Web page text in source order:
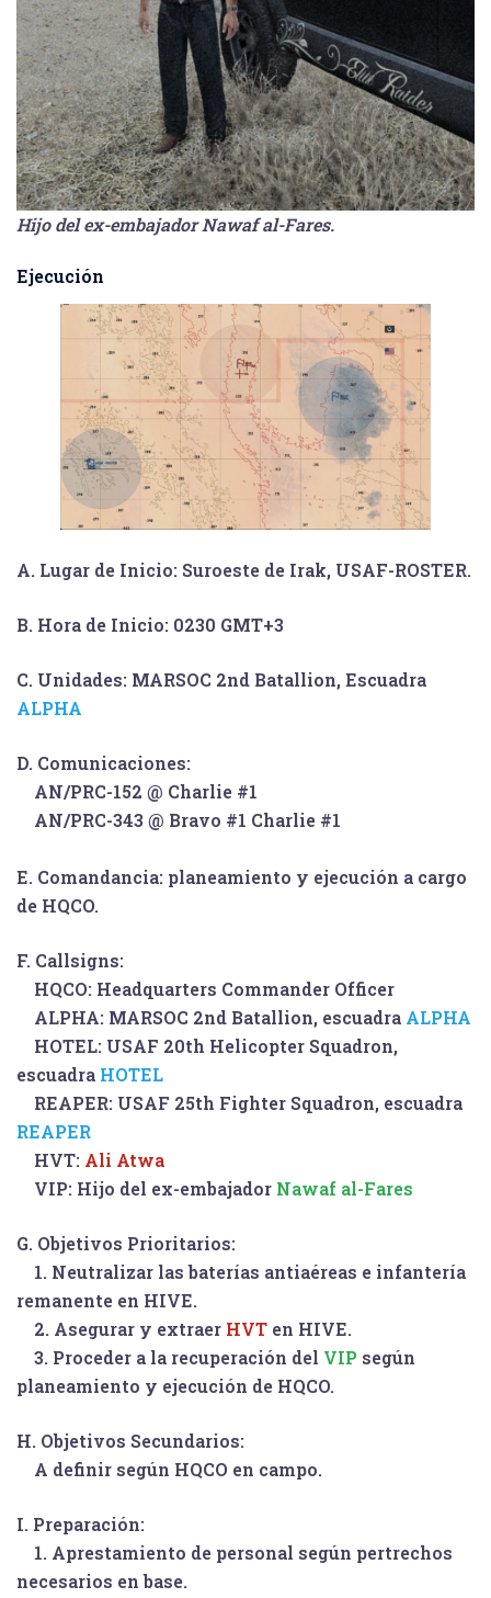
Hijo del ex-embajador Nawaf al-Fares.
Ejecución
A. Lugar de Inicio: Suroeste de Irak, USAF-ROSTER.
B. Hora de Inicio: 0230 GMT+3
C. Unidades: MARSOC 2nd Batallion, Escuadra
ALPHA
D. Comunicaciones:
AN/PRC-152 @ Charlie #1
AN/PRC-343 @ Bravo #1 Charlie #1
E. Comandancia: planeamiento y ejecución a cargo
de HQCO.
F. Callsigns:
HQCO: Headquarters Commander Officer
ALPHA: MARSOC 2nd Batallion, escuadra ALPHA
HOTEL: USAF 20th Helicopter Squadron,
escuadra HOTEL
REAPER: USAF 25th Fighter Squadron, escuadra
REAPER
HVT: Ali Atwa
VIP: Hijo del ex-embajador Nawaf al-Fares
G. Objetivos Prioritarios:
1. Neutralizar las baterías antiaéreas e infantería
remanente en HIVE.
2. Asegurar y extraer HVT en HIVE.
3. Proceder a la recuperación del VIP según
planeamiento y ejecución de HQCO.
H. Objetivos Secundarios:
A definir según HQCO en campo.
I. Preparación:
1. Aprestamiento de personal según pertrechos
necesarios en base.